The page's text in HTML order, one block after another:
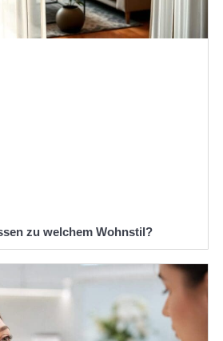
zu welchem Wohnstil?